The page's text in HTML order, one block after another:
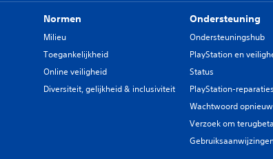
Normen
Milieu
Toegankelijkheid
Online veiligheid
Diversiteit, gelijkheid & inclusiviteit
Ondersteuning
Ondersteuningshub
PlayStation en
Status
PlayStation-reparaties
Wachtwoord
Verzoek om